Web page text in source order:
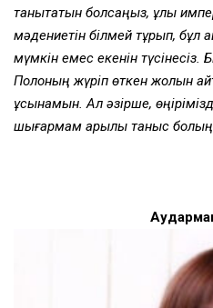
танытатын болсаңыз, ұлы
мәдениетін білмей тұрып, бұл
мүмкін емес екенін түсінесіз.
Полоның жүріп өткен жолын
ұсынамын. Ал әзірше,
шығармам арқылы таныс